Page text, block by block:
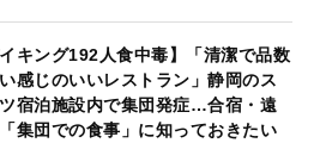
イキング192人食中毒】「清潔で品数
感じのいいレストラン」静岡のス
宿泊施設内で集団発症…合宿・遠
集団での食事」に知っておきたい